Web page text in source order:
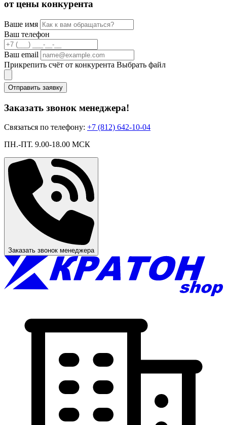
от цены конкурента
Ваше имя
Ваш телефон
Ваш email
Прикрепить счёт от конкурента Выбрать файл
Отправить заявку
Заказать звонок менеджера!
Связаться по телефону: +7 (812) 642-10-04
ПН.-ПТ. 9.00-18.00 МСК
Заказать звонок менеджера